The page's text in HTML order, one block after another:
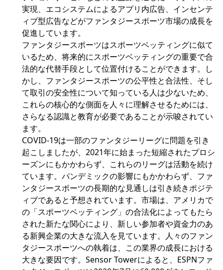
実現、エコシステムによるアプリ内広告、インセンテ
ィブ型広告などがファンタジースポーツ市場の成長を
促進しています。
ファンタジースポーツはスポーツベッティングに似て
いるため、将来的にスポーツベッティングの重要で合
法的な代替手段として位置付けることができます。し
かし、ファンタジースポーツの公平性と合法性、そし
て取引の安全性について知っている人は少ないため、
これらの核心的な側面を人々に理解させるためには、
さらなる認識と教育が必要であることが示唆されてい
ます。
COVID-19は一部のファンタジーリーグに問題を引き
起こしましたが、2021年に始まった短縮されたプロシ
ーズンにもかかわらず、これらのリーグは活動を続け
ています。パンデミックの影響にもかかわらず、ファ
ンタジースポーツの長期的な見通しは引き続きポジテ
ィブであると予想されています。市場は、アメリカで
の「スポーツベッティング」の合法化によってもたら
された新たな関心により、新しい参加者や資金力のあ
る新興企業の大きな流入を見ています。人々のファン
タジースポーツへの執着は、この業界の成長における
大きな要因です。Sensor Towerによると、ESPNファ